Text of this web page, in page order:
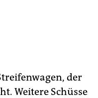
der
Weitere Schüsse